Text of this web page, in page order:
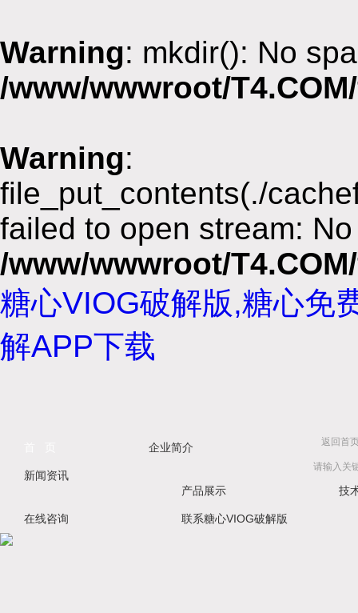
Warning: mkdir(): No
/www/wwwroot/
Warning:
file_put_contents(./
failed to open stream:
/www/wwwroot/
糖心VIOG破解版,糖心免
解APP下载
返回首
企业简介
新闻资讯
产品展示
技
在线咨询 联系糖心VIOG破解版